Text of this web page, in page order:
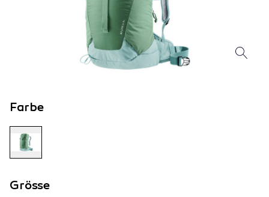
Farbe
Grösse